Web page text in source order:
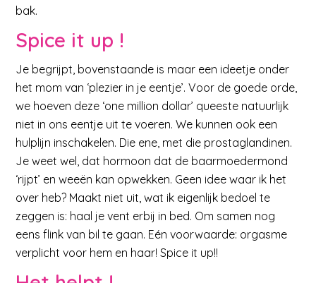
bak.
Spice it up !
Je begrijpt, bovenstaande is maar een ideetje onder
het mom van ‘plezier in je eentje’. Voor de goede orde,
we hoeven deze ‘one million dollar’ queeste natuurlijk
niet in ons eentje uit te voeren. We kunnen ook een
hulplijn inschakelen. Die ene, met die prostaglandinen.
Je weet wel, dat hormoon dat de baarmoedermond
‘rijpt’ en weeën kan opwekken. Geen idee waar ik het
over heb? Maakt niet uit, wat ik eigenlijk bedoel te
zeggen is: haal je vent erbij in bed. Om samen nog
eens flink van bil te gaan. Eén voorwaarde: orgasme
verplicht voor hem en haar! Spice it up!!